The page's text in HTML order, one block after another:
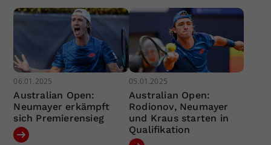
06.01.2025
Australian Open:
Neumayer erkämpft
sich Premierensieg
05.01.2025
Australian Open:
Rodionov, Neumayer
und Kraus starten in
Qualifikation